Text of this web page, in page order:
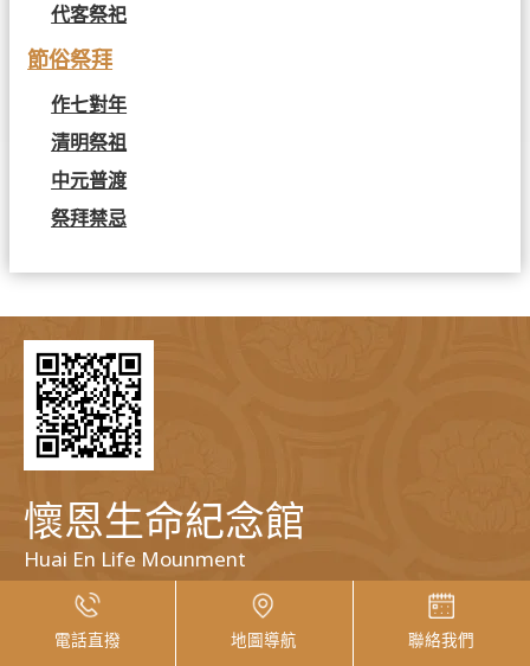
電話直撥 地圖導航 聯絡我們
代客祭祀
節俗祭拜
作七對年
清明祭祖
中元普渡
祭拜禁忌
懷恩生命紀念館
Huai En Life Mounment
新竹市高峰路506巷171號
TEL：03-562-5080